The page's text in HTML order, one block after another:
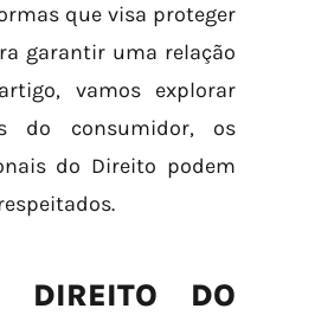
que visa proteger
garantir uma relação
vamos explorar
do consumidor, os
do Direito podem
DIREITO DO